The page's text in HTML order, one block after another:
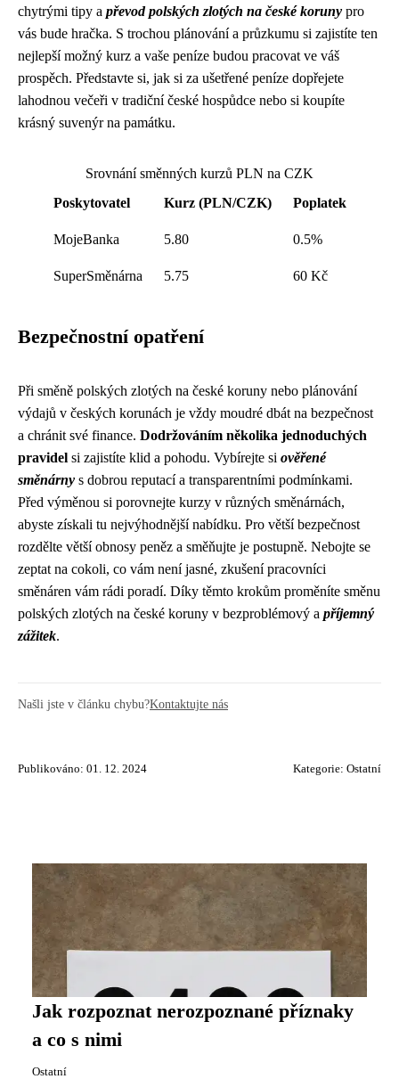
chytrými tipy a převod polských zlotých na české koruny pro
vás bude hračka. S trochou plánování a průzkumu si zajistíte ten
nejlepší možný kurz a vaše peníze budou pracovat ve váš
prospěch. Představte si, jak si za ušetřené peníze dopřejete
lahodnou večeři v tradiční české hospůdce nebo si koupíte
krásný suvenýr na památku.
Srovnání směnných kurzů PLN na CZK
Poskytovatel
Kurz (PLN/CZK) Poplatek
MojeBanka 5.80 0.5%
SuperSměnárna 5.75 60 Kč
Bezpečnostní opatření
Při směně polských zlotých na české koruny nebo plánování
výdajů v českých korunách je vždy moudré dbát na bezpečnost
a chránit své finance. Dodržováním několika jednoduchých
pravidel si zajistíte klid a pohodu. Vybírejte si ověřené
směnárny s dobrou reputací a transparentními podmínkami.
Před výměnou si porovnejte kurzy v různých směnárnách,
abyste získali tu nejvýhodnější nabídku. Pro větší bezpečnost
rozdělte větší obnosy peněz a směňujte je postupně. Nebojte se
zeptat na cokoli, co vám není jasné, zkušení pracovníci
směnáren vám rádi poradí. Díky těmto krokům proměníte směnu
polských zlotých na české koruny v bezproblémový a příjemný
zážitek.
Našli jste v článku chybu?Kontaktujte nás
Publikováno: 01. 12. 2024 Kategorie: Ostatní
Jak rozpoznat nerozpoznané příznaky
a co s nimi
Ostatní